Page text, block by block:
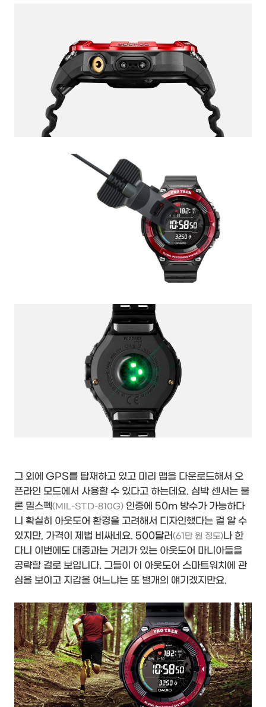
그 외에 GPS를 탑재하고 있고 미리 맵을 다운로드해서 오
픈라인 모드에서 사용할 수 있다고 하는데요. 심박 센서는 물
론 밀스펙(MIL-STD-810G) 인증에 50m 방수가 가능하다
니 확실히 아웃도어 환경을 고려해서 디자인했다는 걸 알 수
있지만, 가격이 제법 비싸네요. 500달러(61만 원 정도)나 한
다니 이번에도 대중과는 거리가 있는 아웃도어 마니아들을
공략할 걸로 보입니다. 그들이 이 아웃도어 스마트워치에 관
심을 보이고 지갑을 여느냐는 또 별개의 얘기겠지만요.